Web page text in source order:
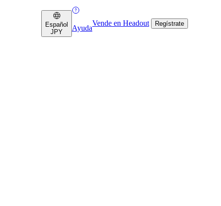
Español
JPY
Ayuda
Vende en Headout Regístrate